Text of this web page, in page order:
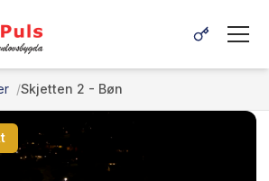
Skjetten 2 - Bøn